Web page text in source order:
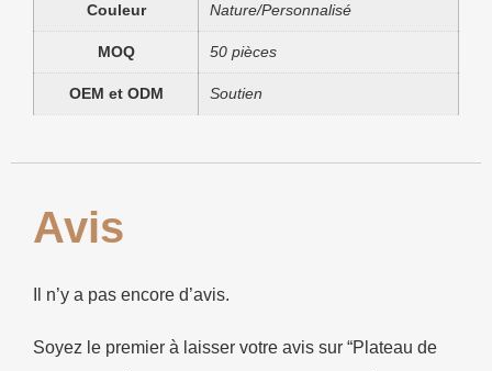
Couleur Nature/Personnalisé
MOQ 50 pièces
OEM et ODM Soutien
Avis
Il n’y a pas encore d’avis.
Soyez le premier à laisser votre avis sur “Plateau de